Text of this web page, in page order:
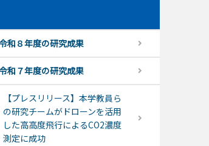
和８年度の研究成果
和７年度の研究成果
【プレスリリース】本学教員ら
の研究チームがドローンを活用
した高高度飛行によるCO2濃度
測定に成功